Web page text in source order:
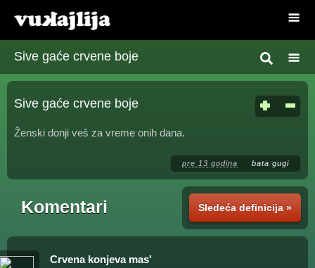
Sive gaće crvene boje
Sive gaće crvene boje
Ženski donji veš za vreme onih dana.
pre 13 godina bata gugi
Sledeća definicija »
Komentari
Crvena konjeva mas'